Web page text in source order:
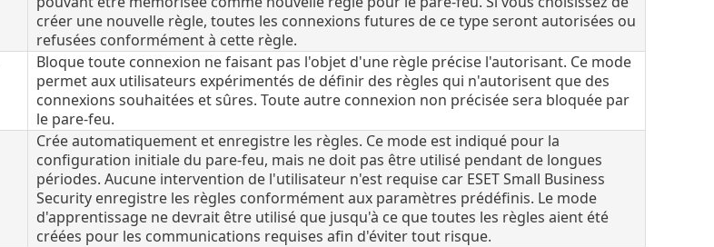
créer une nouvelle règle, toutes les connexions futures de ce type seront autorisées ou
refusées conformément à cette règle.
Bloque toute connexion ne faisant pas l'objet d'une règle précise l'autorisant. Ce mode
permet aux utilisateurs expérimentés de définir des règles qui n'autorisent que des
connexions souhaitées et sûres. Toute autre connexion non précisée sera bloquée par
le pare-feu.
Crée automatiquement et enregistre les règles. Ce mode est indiqué pour la
configuration initiale du pare-feu, mais ne doit pas être utilisé pendant de longues
périodes. Aucune intervention de l'utilisateur n'est requise car ESET Small Business
Security enregistre les règles conformément aux paramètres prédéfinis. Le mode
d'apprentissage ne devrait être utilisé que jusqu'à ce que toutes les règles aient été
créées pour les communications requises afin d'éviter tout risque.